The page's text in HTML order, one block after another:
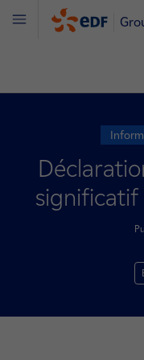
Menu
significatif